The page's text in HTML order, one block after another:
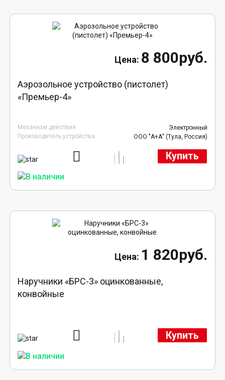
8 800руб.
Аэрозольное устройство (пистолет)
«Премьер-4»
Механизм действия
Электронный
Производитель устройства
ООО "А+А" (Тула, Россия)
Купить
1 820руб.
Наручники «БРС-3» оцинкованные,
конвойные
Купить